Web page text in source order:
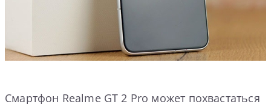
Смартфон Realme GT 2 Pro может похвастаться